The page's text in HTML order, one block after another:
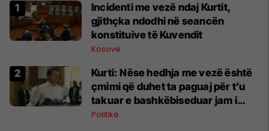
Incidenti me vezë ndaj Kurtit,
gjithçka ndodhi në seancën
konstituive të Kuvendit
Kosovë
Kurti: Nëse hedhja me vezë është
çmimi që duhet ta paguaj për t’u
takuar e bashkëbiseduar jam i
lumtur ta bëj këtë
Politikë